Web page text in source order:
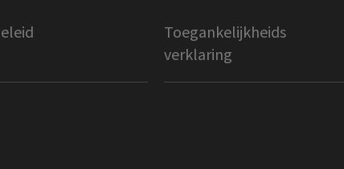
Toegankelijkheids
verklaring